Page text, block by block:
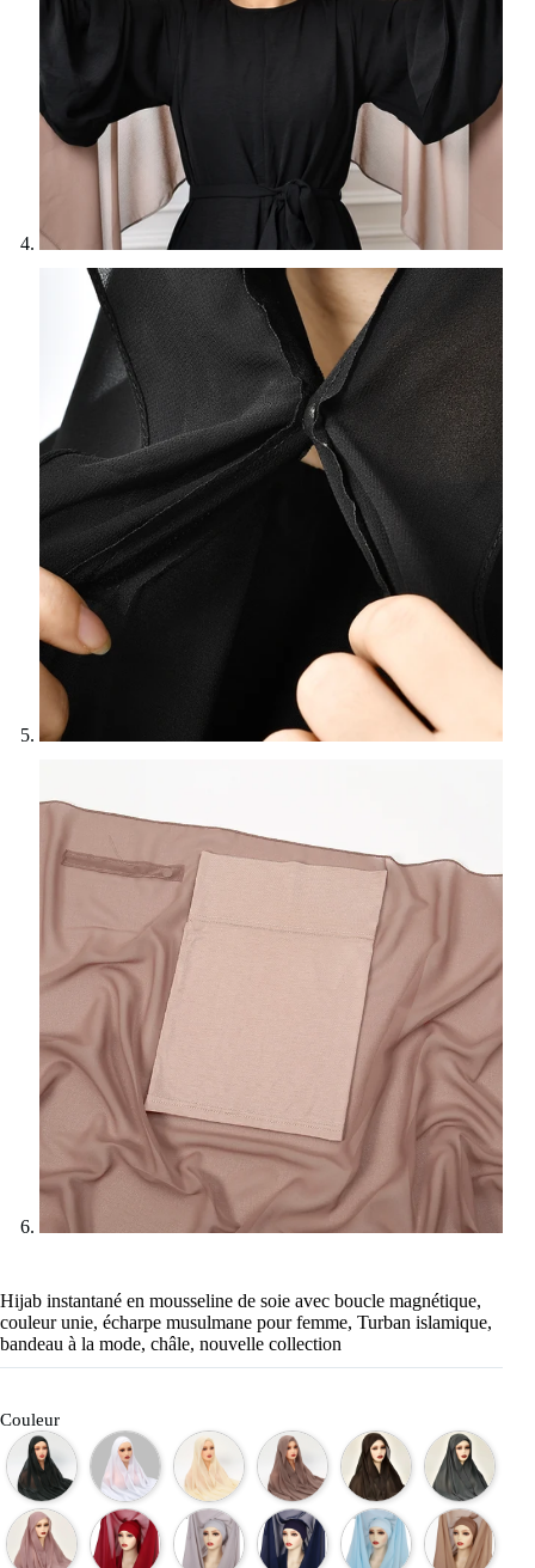
Hijab instantané en mousseline de soie avec boucle magnétique,
couleur unie, écharpe musulmane pour femme, Turban islamique,
bandeau à la mode, châle, nouvelle collection
Couleur